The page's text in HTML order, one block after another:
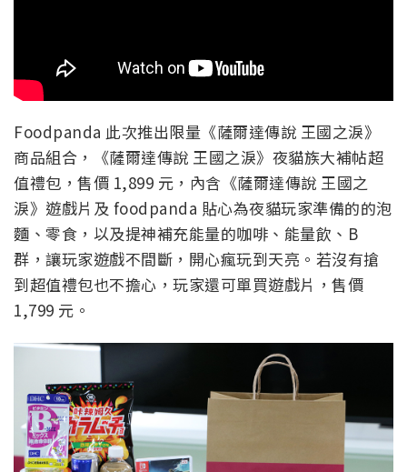
Foodpanda 此次推出限量《薩爾達傳說 王國之淚》
商品組合，《薩爾達傳說 王國之淚》夜貓族大補帖超
值禮包，售價 1,899 元，內含《薩爾達傳說 王國之
淚》遊戲片及 foodpanda 貼心為夜貓玩家準備的的泡
麵、零食，以及提神補充能量的咖啡、能量飲、B
群，讓玩家遊戲不間斷，開心瘋玩到天亮。若沒有搶
到超值禮包也不擔心，玩家還可單買遊戲片，售價
1,799 元。